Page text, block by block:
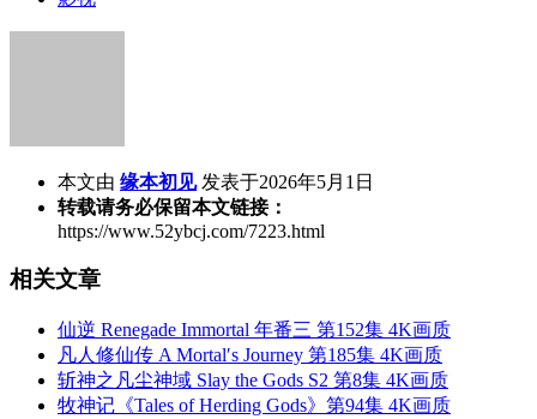
本文由 缘本初见 发表于2026年5月1日
转载请务必保留本文链接：
https://www.52ybcj.com/7223.html
相关文章
仙逆 Renegade Immortal 年番三 第152集 4K画质
凡人修仙传 A Mortal′s Journey 第185集 4K画质
斩神之凡尘神域 Slay the Gods S2 第8集 4K画质
牧神记《Tales of Herding Gods》第94集 4K画质